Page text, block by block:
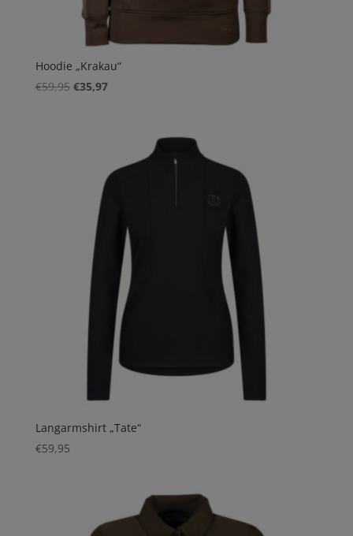
Hoodie „Krakau“
€59,95 Ursprünglicher
€35,97Aktueller
Langarmshirt „Tate“
€59,95